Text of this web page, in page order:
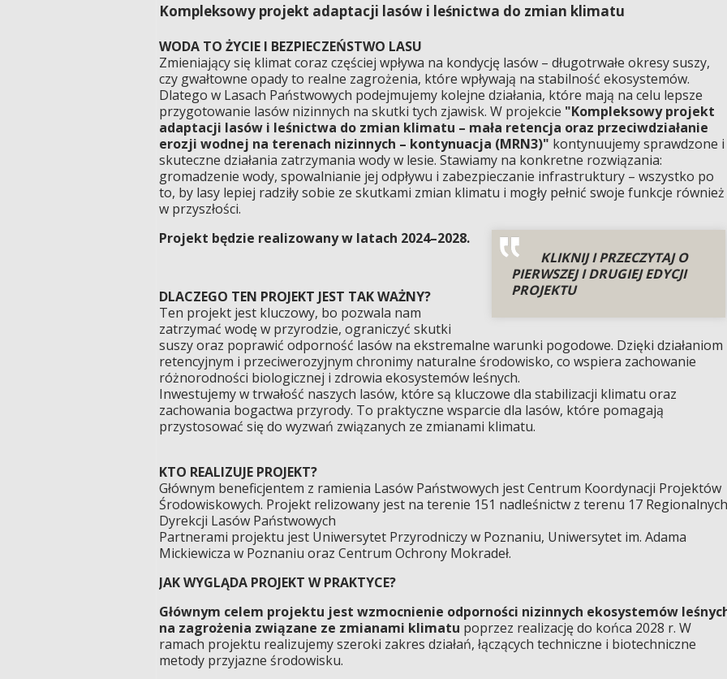
Kompleksowy projekt adaptacji lasów i leśnictwa do zmian klimatu
WODA TO ŻYCIE I BEZPIECZEŃSTWO LASU
Zmieniający się klimat coraz częściej wpływa na kondycję lasów – długotrwałe okresy suszy,
czy gwałtowne opady to realne zagrożenia, które wpływają na stabilność ekosystemów.
Dlatego w Lasach Państwowych podejmujemy kolejne działania, które mają na celu lepsze
przygotowanie lasów nizinnych na skutki tych zjawisk. W projekcie "Kompleksowy projekt
adaptacji lasów i leśnictwa do zmian klimatu – mała retencja oraz przeciwdziałanie
erozji wodnej na terenach nizinnych – kontynuacja (MRN3)" kontynuujemy sprawdzone i
skuteczne działania zatrzymania wody w lesie. Stawiamy na konkretne rozwiązania:
gromadzenie wody, spowalnianie jej odpływu i zabezpieczanie infrastruktury – wszystko po
to, by lasy lepiej radziły sobie ze skutkami zmian klimatu i mogły pełnić swoje funkcje również
w przyszłości.
Projekt będzie realizowany w latach 2024–2028.
KLIKNIJ I PRZECZYTAJ O
PIERWSZEJ I DRUGIEJ EDYCJI
PROJEKTU
DLACZEGO TEN PROJEKT JEST TAK WAŻNY?
Ten projekt jest kluczowy, bo pozwala nam
zatrzymać wodę w przyrodzie, ograniczyć skutki
suszy oraz poprawić odporność lasów na ekstremalne warunki pogodowe. Dzięki działaniom
retencyjnym i przeciwerozyjnym chronimy naturalne środowisko, co wspiera zachowanie
różnorodności biologicznej i zdrowia ekosystemów leśnych.
Inwestujemy w trwałość naszych lasów, które są kluczowe dla stabilizacji klimatu oraz
zachowania bogactwa przyrody. To praktyczne wsparcie dla lasów, które pomagają
przystosować się do wyzwań związanych ze zmianami klimatu.
KTO REALIZUJE PROJEKT?
Głównym beneficjentem z ramienia Lasów Państwowych jest Centrum Koordynacji Projektów
Środowiskowych. Projekt relizowany jest na terenie 151 nadleśnictw z terenu 17 Regionalnych
Dyrekcji Lasów Państwowych
Partnerami projektu jest Uniwersytet Przyrodniczy w Poznaniu, Uniwersytet im. Adama
Mickiewicza w Poznaniu oraz Centrum Ochrony Mokradeł.
JAK WYGLĄDA PROJEKT W PRAKTYCE?
Głównym celem projektu jest wzmocnienie odporności nizinnych ekosystemów
na zagrożenia związane ze zmianami klimatu poprzez realizację do końca 2028 r. W
ramach projektu realizujemy szeroki zakres działań, łączących techniczne i biotechniczne
metody przyjazne środowisku.